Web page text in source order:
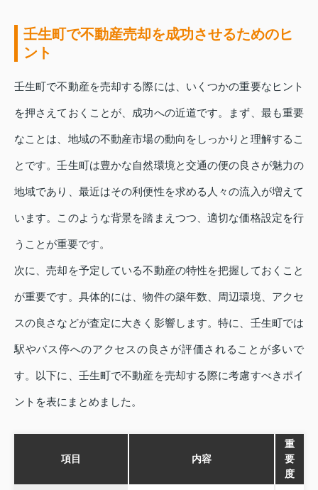
壬生町で不動産売却を成功させるためのヒ
ント
壬生町で不動産を売却する際には、いくつかの重要なヒント
を押さえておくことが、成功への近道です。まず、最も重要
なことは、地域の不動産市場の動向をしっかりと理解するこ
とです。壬生町は豊かな自然環境と交通の便の良さが魅力の
地域であり、最近はその利便性を求める人々の流入が増えて
います。このような背景を踏まえつつ、適切な価格設定を行
うことが重要です。
次に、売却を予定している不動産の特性を把握しておくこと
が重要です。具体的には、物件の築年数、周辺環境、アクセ
スの良さなどが査定に大きく影響します。特に、壬生町では
駅やバス停へのアクセスの良さが評価されることが多いで
す。以下に、壬生町で不動産を売却する際に考慮すべきポイ
ントを表にまとめました。
項目 内容
重
要
度